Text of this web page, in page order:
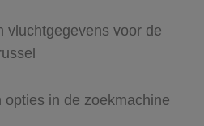
vluchtgegevens voor de
opties in de zoekmachine